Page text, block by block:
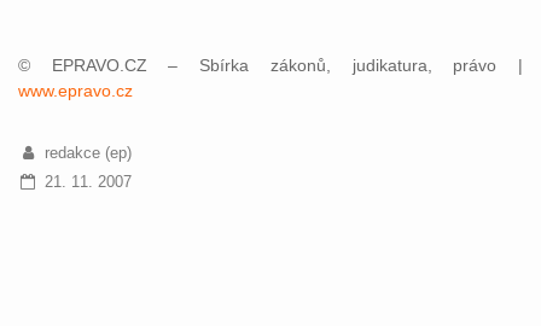
© EPRAVO.CZ – Sbírka zákonů, judikatura, právo |
www.epravo.cz
redakce (ep)
21. 11. 2007